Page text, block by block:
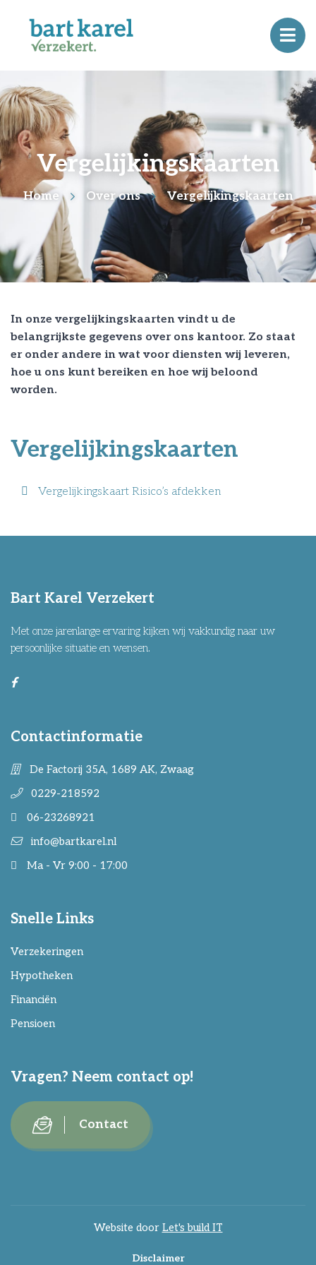
Vergelijkingskaarten
Home Over ons Vergelijkingskaarten
In onze vergelijkingskaarten vindt u de
belangrijkste gegevens over ons kantoor. Zo staat
er onder andere in wat voor diensten wij leveren,
hoe u ons kunt bereiken en hoe wij beloond
worden.
Vergelijkingskaarten
Vergelijkingskaart Risico’s afdekken
Bart Karel Verzekert
Met onze jarenlange ervaring kijken wij vakkundig naar uw
persoonlijke situatie en wensen.
Contactinformatie
De Factorij 35A, 1689 AK, Zwaag
0229-218592
06-23268921
info@bartkarel.nl
Ma - Vr 9:00 - 17:00
Snelle Links
Verzekeringen
Hypotheken
Financiën
Pensioen
Vragen? Neem contact op!
Contact
Website door Let's build IT
Disclaimer